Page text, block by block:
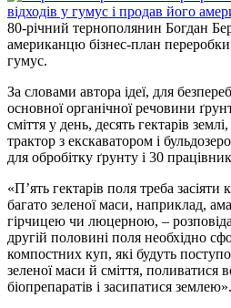
80-річний тернополянин Богдан
американцю бізнес-план переробки
гумус.
За словами автора ідеї, для
основної органічної речовини
сміття у день, десять гектарів
трактор з екскаватором і
для обробітку ґрунту і 30
«П’ять гектарів поля треба засіяти
багато зеленої маси, наприклад,
гірчицею чи люцерною, –
другій половині поля необхідно
компостних куп, які будуть
зеленої маси й сміття, поливатися
біопрепаратів і засипатися землею».